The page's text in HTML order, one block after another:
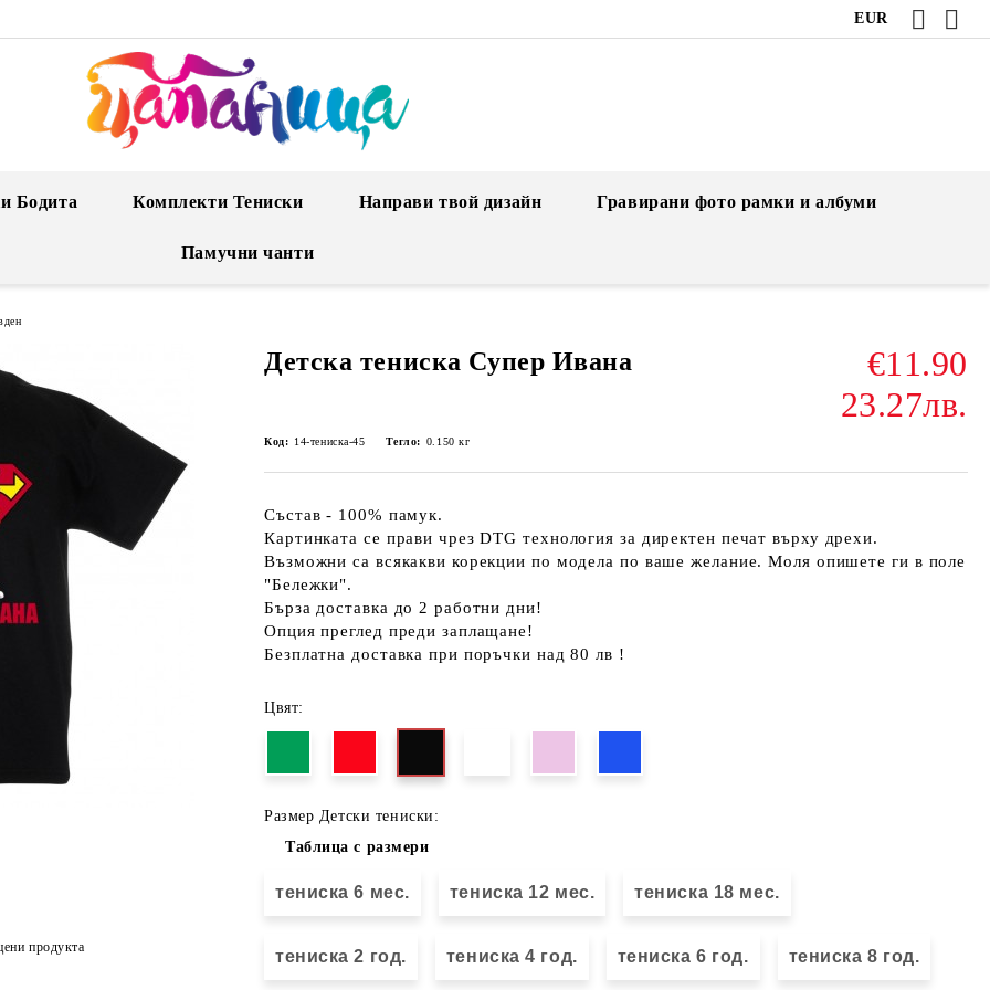
EUR
Бодита Комплекти Тениски Направи твой дизайн Гравирани фото рамки и албуми
Памучни чанти
Детска тениска Супер Ивана
€11.90
23.27лв.
Код: 14-тениска-45 Тегло: 0.150 кг
Състав - 100% памук.
Картинката се прави чрез DTG технология за директен печат върху дрехи.
Възможни са всякакви корекции по модела по ваше желание. Моля опишете ги в поле
"Бележки".
Бърза доставка до 2 работни дни!
Опция преглед преди заплащане!
Безплатна доставка при поръчки над 80 лв !
Цвят:
Размер Детски тениски:
Таблица с размери
тениска 6 мес. тениска 12 мес. тениска 18 мес.
тениска 2 год. тениска 4 год. тениска 6 год. тениска 8 год.
продукта